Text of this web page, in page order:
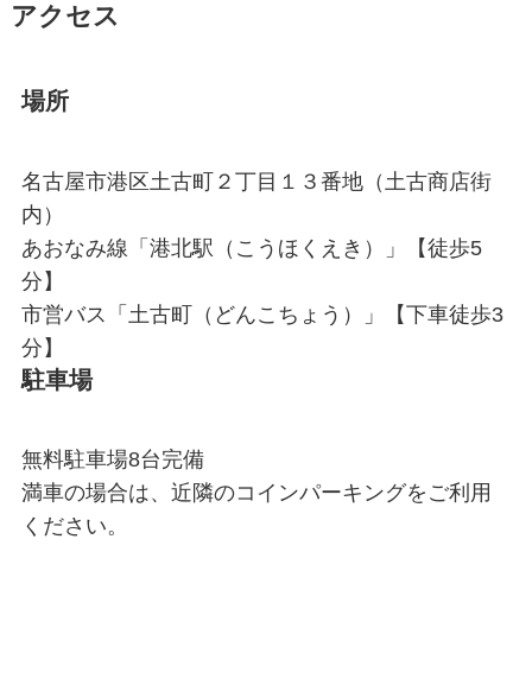
アクセス
場所
名古屋市港区土古町２丁目１３番地（土古商店街
内）
あおなみ線「港北駅（こうほくえき）」【徒歩5
分】
市営バス「土古町（どんこちょう）」【下車徒歩3
分】
駐車場
無料駐車場8台完備
満車の場合は、近隣のコインパーキングをご利用
ください。